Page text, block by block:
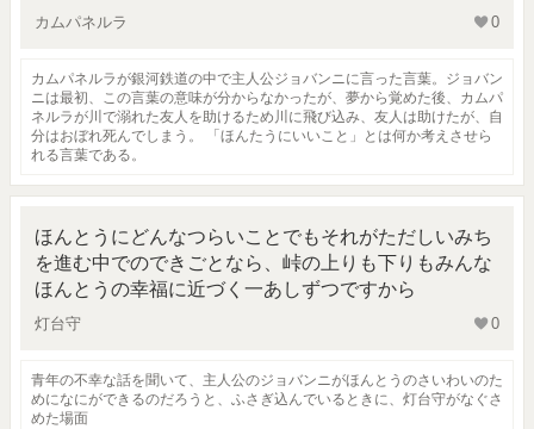
カムパネルラ 0
カムパネルラが銀河鉄道の中で主人公ジョバンニに言った言葉。ジョバン
ニは最初、この言葉の意味が分からなかったが、夢から覚めた後、カムパ
ネルラが川で溺れた友人を助けるため川に飛び込み、友人は助けたが、自
分はおぼれ死んでしまう。 「ほんたうにいいこと」とは何か考えさせら
れる言葉である。
ほんとうにどんなつらいことでもそれがただしいみち
を進む中でのできごとなら、峠の上りも下りもみんな
ほんとうの幸福に近づく一あしずつですから
灯台守 0
青年の不幸な話を聞いて、主人公のジョバンニがほんとうのさいわいのた
めになにができるのだろうと、ふさぎ込んでいるときに、灯台守がなぐさ
めた場面